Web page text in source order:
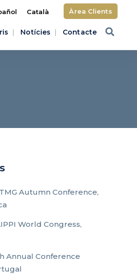
Català Àrea Clients
Notícies Contacte
Autumn Conference,
World Congress,
Annual Conference